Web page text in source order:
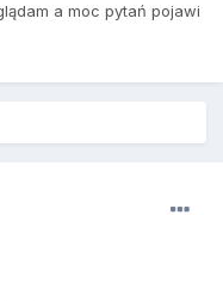
a moc pytań pojawi